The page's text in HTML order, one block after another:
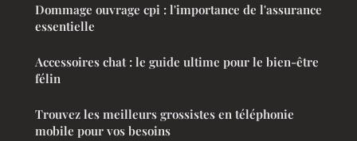
Dommage ouvrage cpi : l'importance de l'assurance
essentielle
Accessoires chat : le guide ultime pour le bien-être
félin
Trouvez les meilleurs grossistes en téléphonie
mobile pour vos besoins